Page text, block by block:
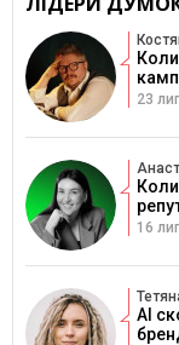
23
16
AI